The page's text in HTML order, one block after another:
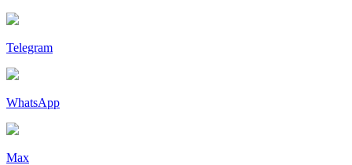
Telegram
WhatsApp
Max